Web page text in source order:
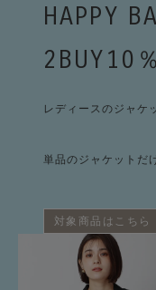
HAPPY
2BUY10
レディースのジャケ
単品のジャケットだ
対象商品はこちら